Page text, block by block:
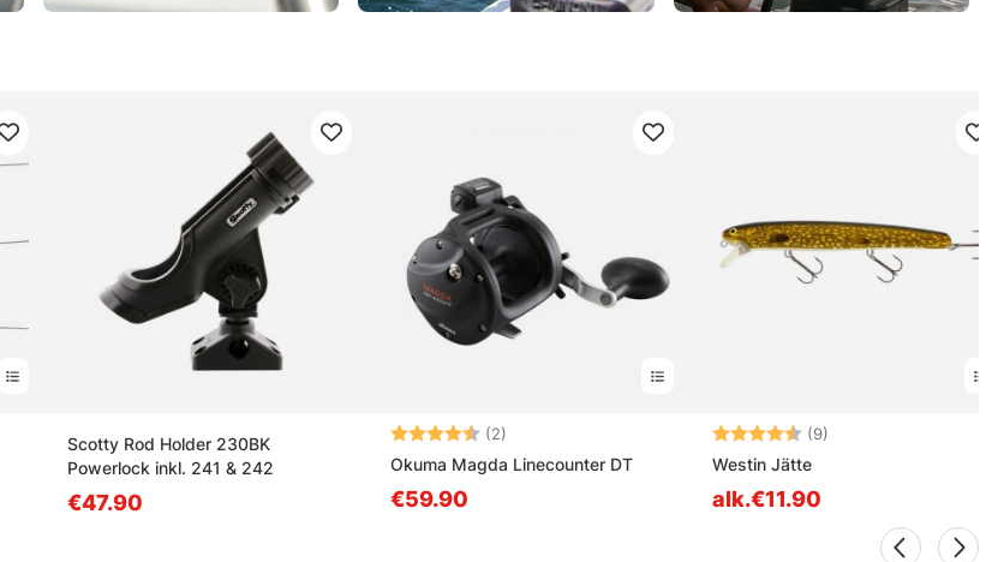
Scotty Rod Holder 230BK
Powerlock inkl. 241 & 242
€47.90
Arvio: (2)
Okuma Magda Linecounter DT
€59.90
Arvio: (9)
Westin Jätte
alk.€11.90